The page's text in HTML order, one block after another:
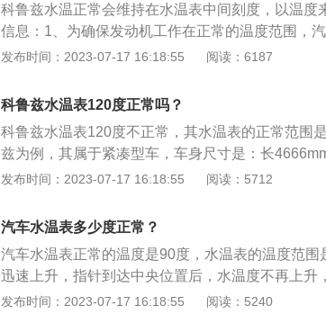
科鲁兹水温正常会维持在水温表中间刻度，以温度
信息：1、为确保发动机工作在正常的温度范围，
度传感器，通常在汽车仪表盘上水温表单独显示，
表盘，仅在温度过高时出现警告标识。2、水温低
降，齿轮等部件磨损就会加快。3、水温过高，就
更大的损害。水温表温度过高，一般来说是冷却系
冷却液不足、散热风扇故障、循环水泵故障。散热
锅等情况的发生。循环水泵出现问题，会导致发动
致水冷系统瘫痪。
发布时间：2023-07-17 16:18:55 阅读：6187
科鲁兹水温表120度正常吗？
科鲁兹水温表120度不正常，其水温表的正常范围
兹为例，其属于紧凑型车，车身尺寸是：长
m，轴距为2700mm，油箱容积为52l，整备质量为
发动机，最大马力是114ps，最大功率是84kw，最
是6挡手动变速箱。
发布时间：2023-07-17 16:18:55 阅读：5712
汽车水温表多少度正常？
汽车水温表正常的温度是90度，水温表的温度范
迅速上升，指针到达中央位置后，水温度不再上升
时起步较好。水温表上的数据只是大概数，实际温
发布时间：2023-07-17 16:18:55 阅读：5240